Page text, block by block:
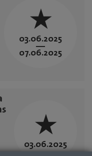
03.06.2025
—
07.06.2025
03.06.2025